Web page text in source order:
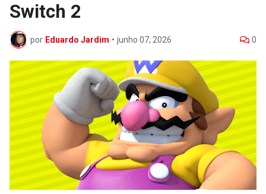
Switch 2
por Eduardo Jardim • junho 07, 2026 0